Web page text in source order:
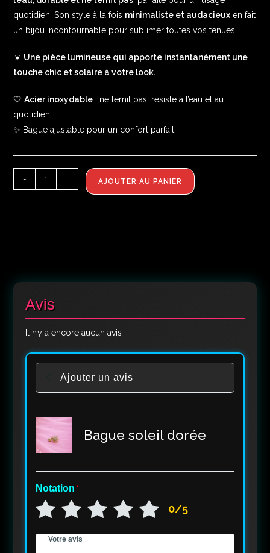
quotidien. Son style à la fois minimaliste et audacieux en fait
un bijou incontournable pour sublimer toutes vos tenues.
☀️ Une pièce lumineuse qui apporte instantanément une
touche chic et solaire à votre look.
🤍Acier inoxydable : ne ternit pas, résiste à l’eau et au
quotidien
✨ Bague ajustable pour un confort parfait
- + AJOUTER AU PANIER
Avis
Il n’y a encore aucun avis
Ajouter un avis
Bague soleil dorée
Notation *
0/5
Votre avis